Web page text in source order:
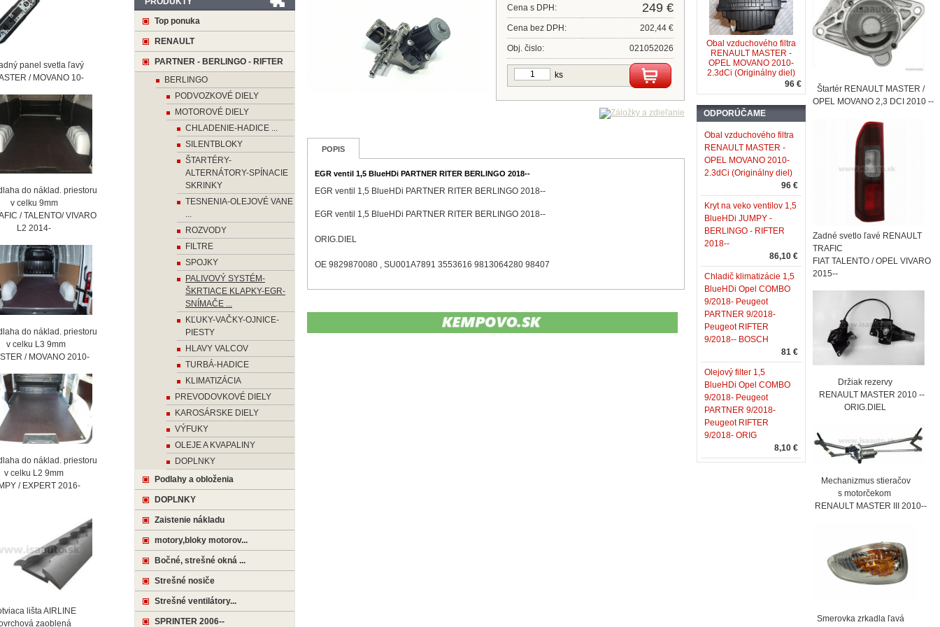
Cena s DPH: 249 €
Cena bez DPH: 202,44 €
Obj. čislo: 021052026
ks
POPIS
EGR ventil 1,5 BlueHDi PARTNER RITER BERLINGO 2018--
EGR ventil 1,5 BlueHDi PARTNER RITER BERLINGO 2018--
EGR ventil 1,5 BlueHDi PARTNER RITER BERLINGO 2018--
ORIG.DIEL
OE 9829870080 , SU001A7891 3553616 9813064280 98407
Obal vzduchového filtra
RENAULT MASTER -
OPEL MOVANO 2010-
2.3dCi (Originálny diel)
96 €
ODPORÚČAME
Obal vzduchového filtra
RENAULT MASTER -
OPEL MOVANO 2010-
2.3dCi (Originálny diel)
96 €
Kryt na veko ventilov 1,5
BlueHDi JUMPY -
BERLINGO - RIFTER
2018--
86,10 €
Chladič klimatizácie 1,5
BlueHDi Opel COMBO
9/2018- Peugeot
PARTNER 9/2018-
Peugeot RIFTER
9/2018-- BOSCH
81 €
Olejový filter 1,5
BlueHDi Opel COMBO
9/2018- Peugeot
PARTNER 9/2018-
Peugeot RIFTER
9/2018- ORIG
8,10 €
Top ponuka
RENAULT
PARTNER - BERLINGO - RIFTER
BERLINGO
PODVOZKOVÉ DIELY
MOTOROVÉ DIELY
CHLADENIE-HADICE ...
SILENTBLOKY
ŠTARTÉRY-
ALTERNÁTORY-SPÍNACIE
SKRINKY
TESNENIA-OLEJOVÉ VANE
...
ROZVODY
FILTRE
SPOJKY
PALIVOVÝ SYSTÉM-
ŠKRTIACE KLAPKY-EGR-
SNÍMAČE ...
KĽUKY-VAČKY-OJNICE-
PIESTY
HLAVY VALCOV
TURBÁ-HADICE
KLIMATIZÁCIA
PREVODOVKOVÉ DIELY
KAROSÁRSKE DIELY
VÝFUKY
OLEJE A KVAPALINY
DOPLNKY
Podlahy a obloženia
DOPLNKY
Zaistenie nákladu
motory,bloky motorov...
Bočné, strešné okná ...
Strešné nosiče
Strešné ventilátory...
SPRINTER 2006--
panel svetla ľavý
/ MOVANO 10-
do náklad. priestoru
9mm
/ TALENTO/ VIVARO
2014-
do náklad. priestoru
L3 9mm
/ MOVANO 2010-
do náklad. priestoru
L2 9mm
/ EXPERT 2016-
lišta AIRLINE
zaoblená
Štartér RENAULT MASTER /
OPEL MOVANO 2,3 DCI 2010 --
Zadné svetlo ľavé RENAULT
TRAFIC
FIAT TALENTO / OPEL VIVARO
2015--
Držiak rezervy
RENAULT MASTER 2010 --
ORIG.DIEL
Mechanizmus stieračov
s motorčekom
RENAULT MASTER III 2010--
Smerovka zrkadla ľavá